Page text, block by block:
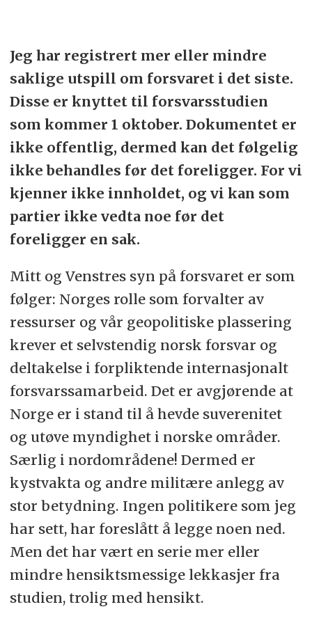
Jeg har registrert mer eller mindre
saklige utspill om forsvaret i det siste.
Disse er knyttet til forsvarsstudien
som kommer 1 oktober. Dokumentet er
ikke offentlig, dermed kan det følgelig
ikke behandles før det foreligger. For vi
kjenner ikke innholdet, og vi kan som
partier ikke vedta noe før det
foreligger en sak.
Mitt og Venstres syn på forsvaret er som
følger: Norges rolle som forvalter av
ressurser og vår geopolitiske plassering
krever et selvstendig norsk forsvar og
deltakelse i forpliktende internasjonalt
forsvarssamarbeid. Det er avgjørende at
Norge er i stand til å hevde suverenitet
og utøve myndighet i norske områder.
Særlig i nordområdene! Dermed er
kystvakta og andre militære anlegg av
stor betydning. Ingen politikere som jeg
har sett, har foreslått å legge noen ned.
Men det har vært en serie mer eller
mindre hensiktsmessige lekkasjer fra
studien, trolig med hensikt.